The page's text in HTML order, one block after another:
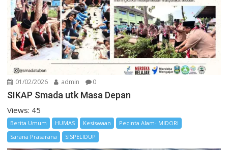
01/02/2026 admin 0
SIKAP Smada utk Masa Depan
Views: 45
Berita Umum HUMAS Kesiswaan
Pecinta Alam- MIDORI
Sarana Prasarana
SISPELIDUP